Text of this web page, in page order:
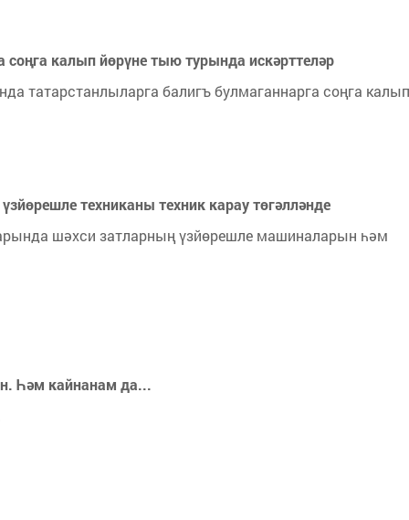
калып йөрүне тыю турында искәрттеләр
татарстанлыларга балигъ булмаганнарга соңга
техниканы техник карау төгәлләнде
шәхси затларның үзйөрешле машиналарын һәм
Һәм кайнанам да...